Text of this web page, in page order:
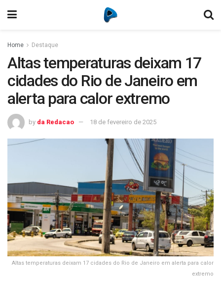
Home Destaque
Altas temperaturas deixam 17
cidades do Rio de Janeiro em
alerta para calor extremo
by da Redacao 18 de fevereiro de 2025
Altas temperaturas deixam 17 cidades do Rio de Janeiro em alerta para calor
extremo